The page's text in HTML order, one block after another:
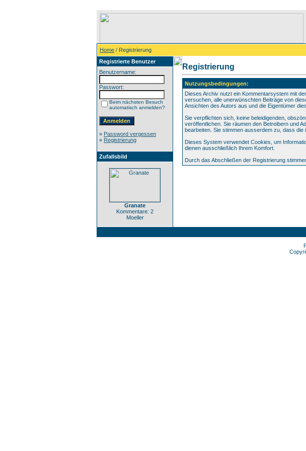
Home / Registrierung
Registrierte Benutzer
Benutzername:
Passwort:
Beim nächsten Besuch
automatisch anmelden?
» Password vergessen
» Registrierung
Zufallsbild
Granate
Kommentare: 2
Moeller
Registrierung
Nutzungsbedingungen:
Dieses Archiv nutzt ein Kommentarsystem mit
versuchen, alle unerwünschten Beiträge von
Ansichten des Autors aus und die Eigentümer
Sie verpflichten sich, keine beleidigenden,
veröffentlichen. Sie räumen den Betreibern und
bearbeiten. Sie stimmen ausserdem zu, dass
Dieses System verwendet Cookies, um
dienen ausschließlich Ihrem Komfort.
Durch das Abschließen der Registrierung